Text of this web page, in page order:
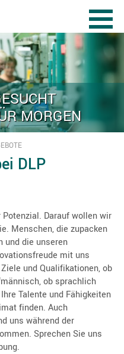
MORGEN
DLP
Darauf wollen wir
Menschen, die zupacken
und die unseren
mit uns
und Qualifikationen, ob
ob sprachlich
Talente und Fähigkeiten
finden. Auch
uns während der
Sprechen Sie uns